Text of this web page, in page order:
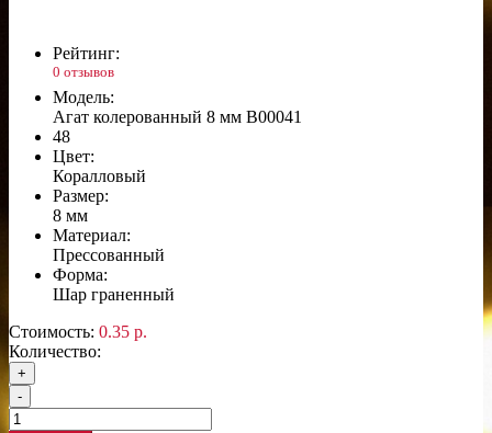
Рейтинг:
0 отзывов
Модель:
Агат колерованный 8 мм B00041
48
Цвет:
Коралловый
Размер:
8 мм
Материал:
Прессованный
Форма:
Шар граненный
Стоимость: 0.35 р.
Количество:
+
-